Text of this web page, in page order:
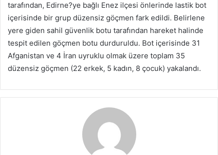
tarafından, Edirne?ye bağlı Enez ilçesi önlerinde lastik bot
içerisinde bir grup düzensiz göçmen fark edildi. Belirlene
yere giden sahil güvenlik botu tarafından hareket halinde
tespit edilen göçmen botu durduruldu. Bot içerisinde 31
Afganistan ve 4 İran uyruklu olmak üzere toplam 35
düzensiz göçmen (22 erkek, 5 kadın, 8 çocuk) yakalandı.